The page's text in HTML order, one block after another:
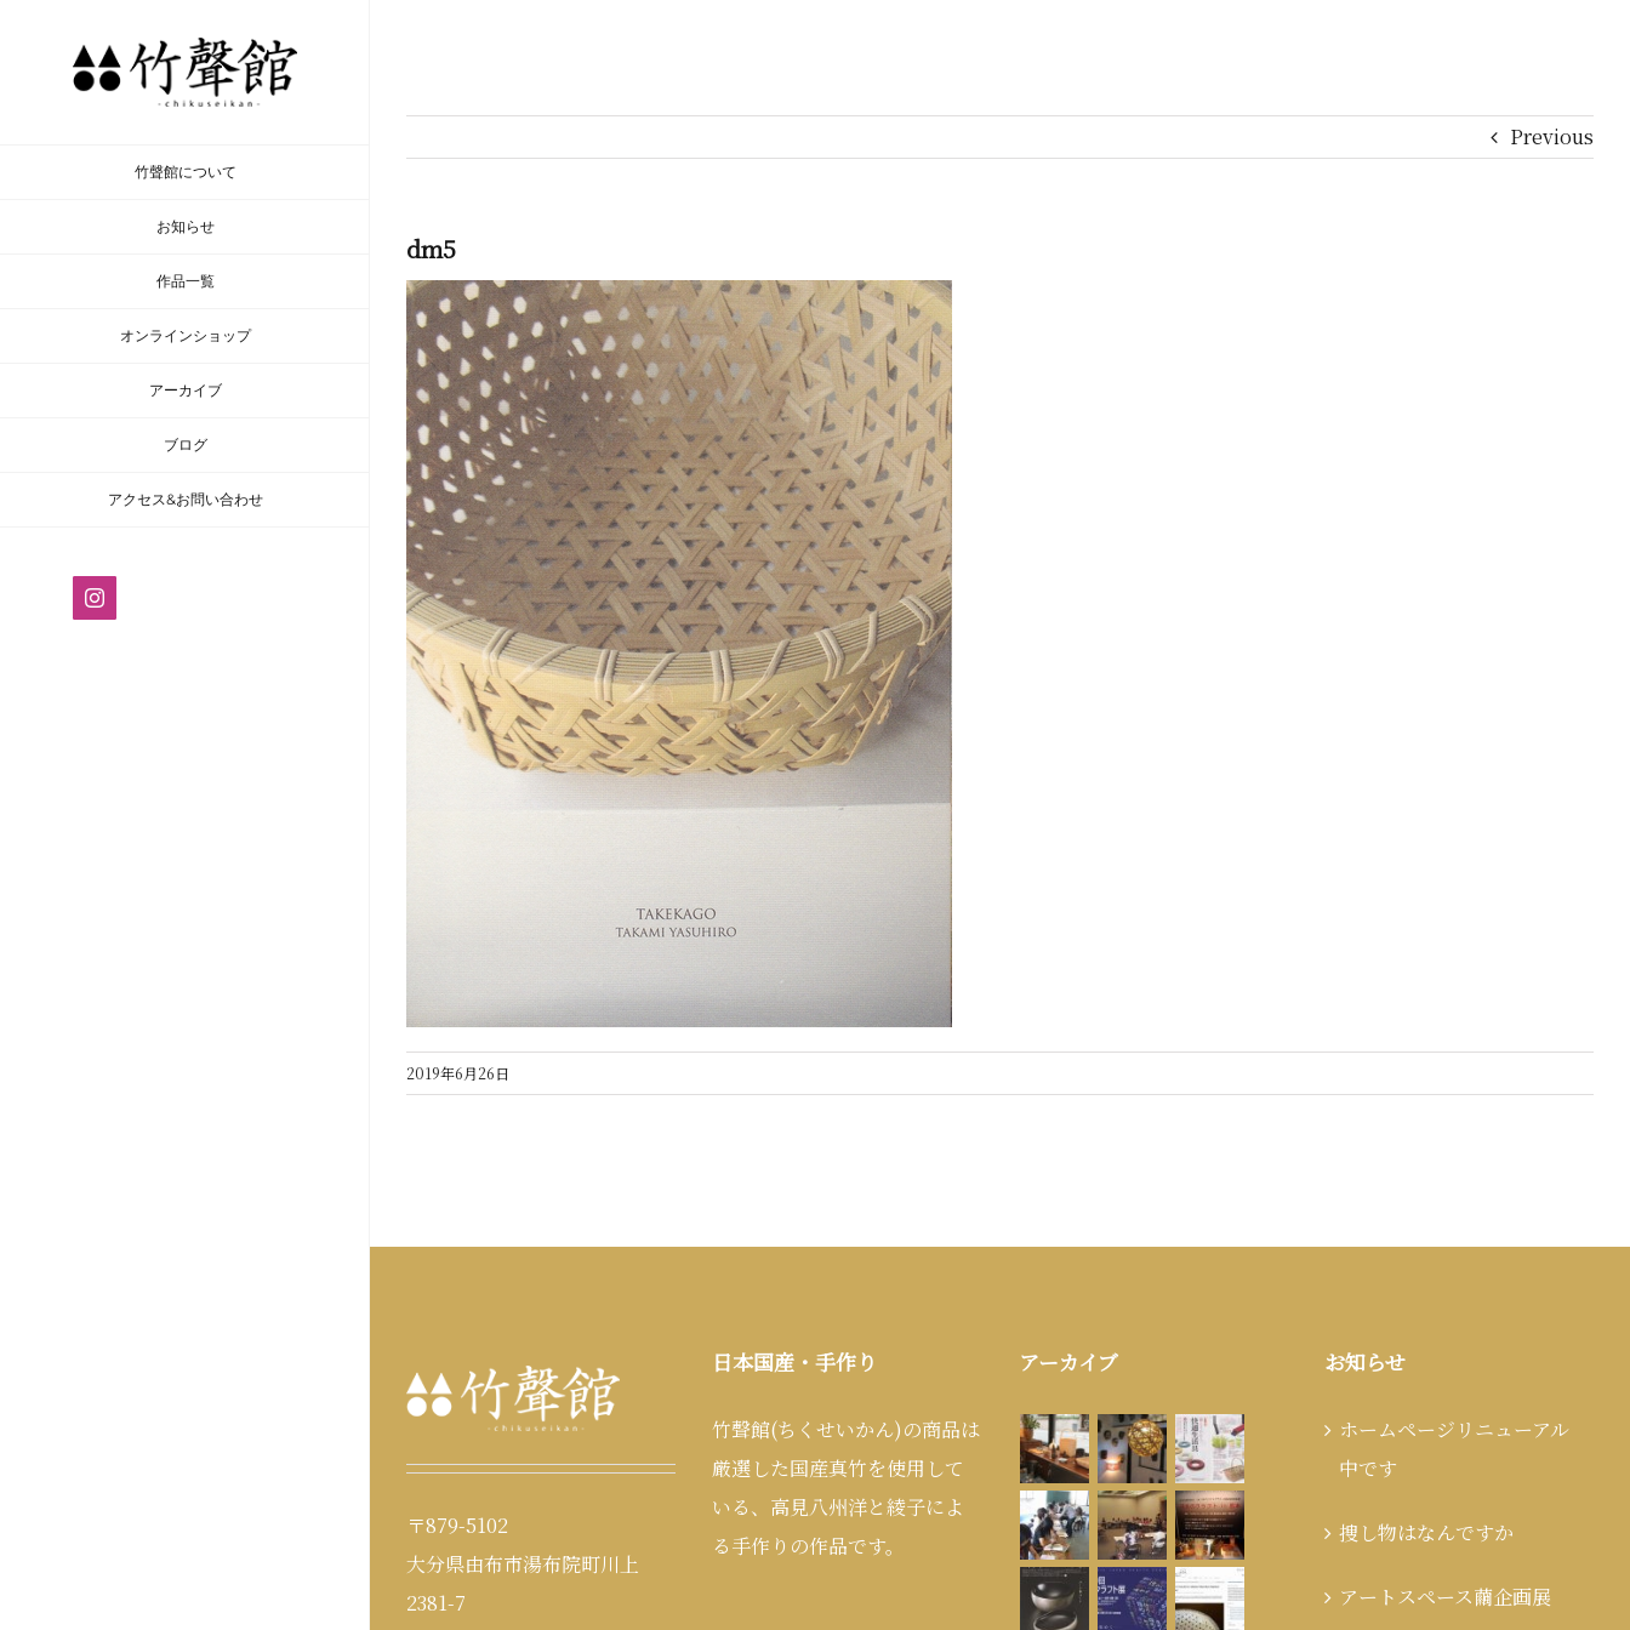
竹聲館について
お知らせ
作品一覧
オンラインショップ
アーカイブ
ブログ
アクセス&お問い合わせ
Instagram
Previous
dm5
2019年6月26日
〒879-5102
大分県由布市湯布院町川上
2381-7
日本国産・手作り
竹聲館(ちくせいかん)の商品は
厳選した国産真竹を使用して
いる、高見八州洋と綾子によ
る手作りの作品です。
アーカイブ お知らせ
ホームページリニューアル
中です
捜し物はなんですか
アートスペース繭企画展